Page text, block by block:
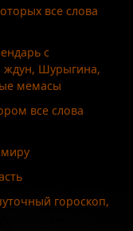
все слова
с
ждун, Шурыгина,
мемасы
все слова
гороскоп,